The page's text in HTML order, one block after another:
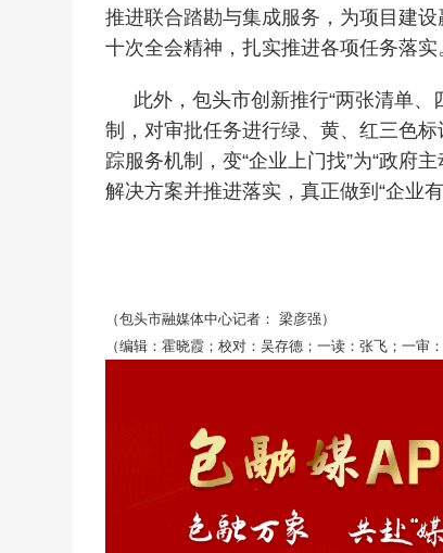
推进联合踏勘与集成服务，为项目建
十次全会精神，扎实推进各项任务落实
此外，包头市创新推行“两张清单、
制，对审批任务进行绿、黄、红三色
踪服务机制，变“企业上门找”为“政府
解决方案并推进落实，真正做到“企业
（包头市融媒体中心记者： 梁彦强）
（编辑：霍晓霞；校对：吴存德；一读：张飞；一审